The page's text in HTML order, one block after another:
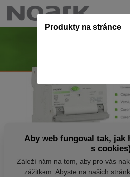
Produkty na stránce
Aby web fungoval tak, jak
s cookies)
Záleží nám na tom, aby pro vás
zážitkem. Abyste na našich